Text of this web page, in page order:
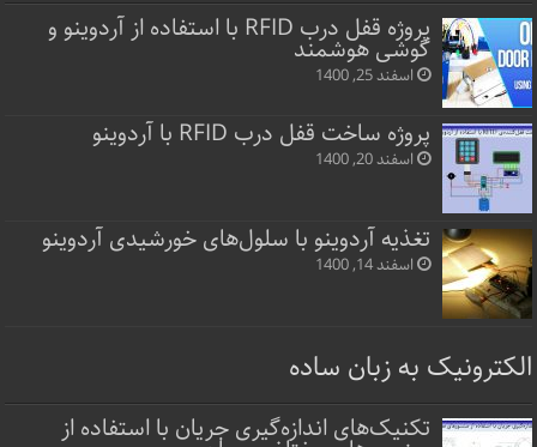
پروژه قفل‌ درب RFID با استفاده از آردوینو و
گوشی هوشمند
اسفند 25, 1400
پروژه ساخت قفل‌ درب RFID با آردوینو
اسفند 20, 1400
تغذیه آردوینو با سلول‌های خورشیدی آردوینو
اسفند 14, 1400
الکترونیک به زبان ساده
تکنیک‌های اندازه‌گیری جریان با استفاده از